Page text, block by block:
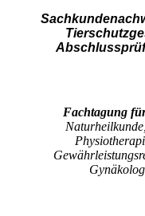
Fachtagung